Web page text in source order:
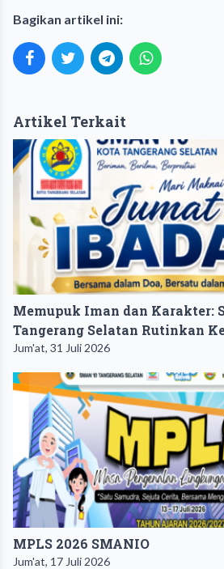
Bagikan artikel ini:
Artikel Terkait
Memupuk Iman dan Karakter:
Tangerang Selatan Rutinkan
Jum'at, 31 Juli 2026
MPLS 2026 SMANIO
Jum'at, 17 Juli 2026